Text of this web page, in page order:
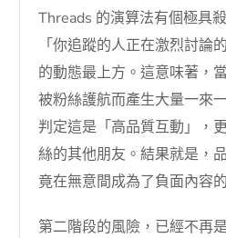
Threads 的演算法有個極具
「你追蹤的人正在激烈討論
的動態最上方。這意味著，
被粉絲護航而產生大量一來
判定這是「高品質互動」，
絲的其他朋友。結果就是，
竟在無意間成為了負面內容
第二階段的風險，已經不再